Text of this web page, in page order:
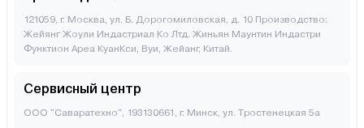
121059, г. Москва, ул. Б. Дорогомиловская, д. 10 Производство:
Жейянг Жоули Индастриал Ко Лтд. Жиньян Маунтин Индастри
Функтион Ареа КуанКси, Вуи, Жейанг, Китай.
Сервисный центр
ООО "Саваратехно", 193130661, г. Минск, ул. Тростенецкая 5а